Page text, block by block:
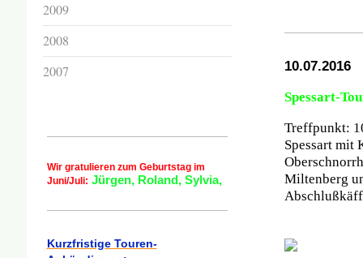
10.07.2016
Spessart-
Treffpunkt:
Spessart mit
Miltenberg
2009
2008
2007
Wir gratulieren zum Geburtstag im
Juni/Juli: Jürgen, Roland, Sylvia,
Kurzfristige Touren-